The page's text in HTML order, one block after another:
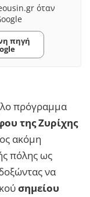
όταν
πηγή
πρόγραμμα
της Ζυρίχης
ακόμη
πόλης ως
να
σημείου